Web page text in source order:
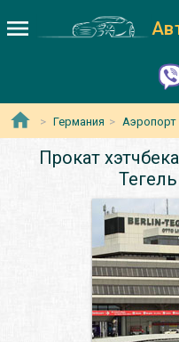
Германия Аэропорт
Прокат